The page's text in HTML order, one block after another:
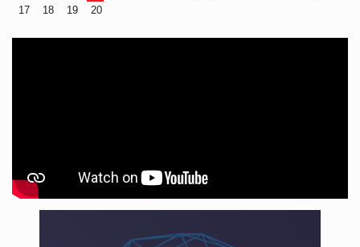
17
18 19 20